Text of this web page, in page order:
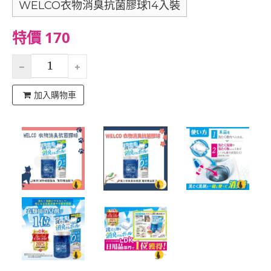
WELCO衣物消臭抗菌膠球14入裝
特價 170
加入購物車